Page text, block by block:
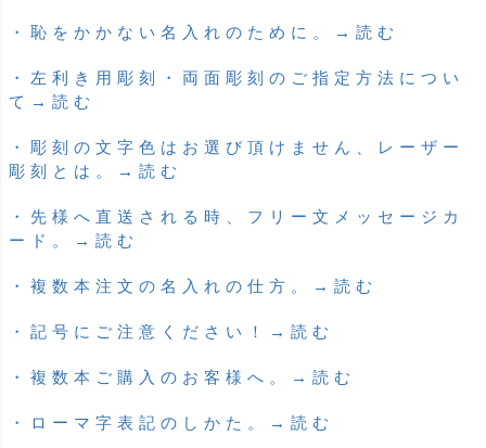
・恥をかかない名入れのために。→読む
・左利き用彫刻・両面彫刻のご指定方法につい
て→読む
・彫刻の文字色はお選び頂けません、レーザー
彫刻とは。→読む
・先様へ直送される時、フリー文メッセージカ
ード。→読む
・複数本注文の名入れの仕方。→読む
・記号にご注意ください！→読む
・複数本ご購入のお客様へ。→読む
・ローマ字表記のしかた。→読む